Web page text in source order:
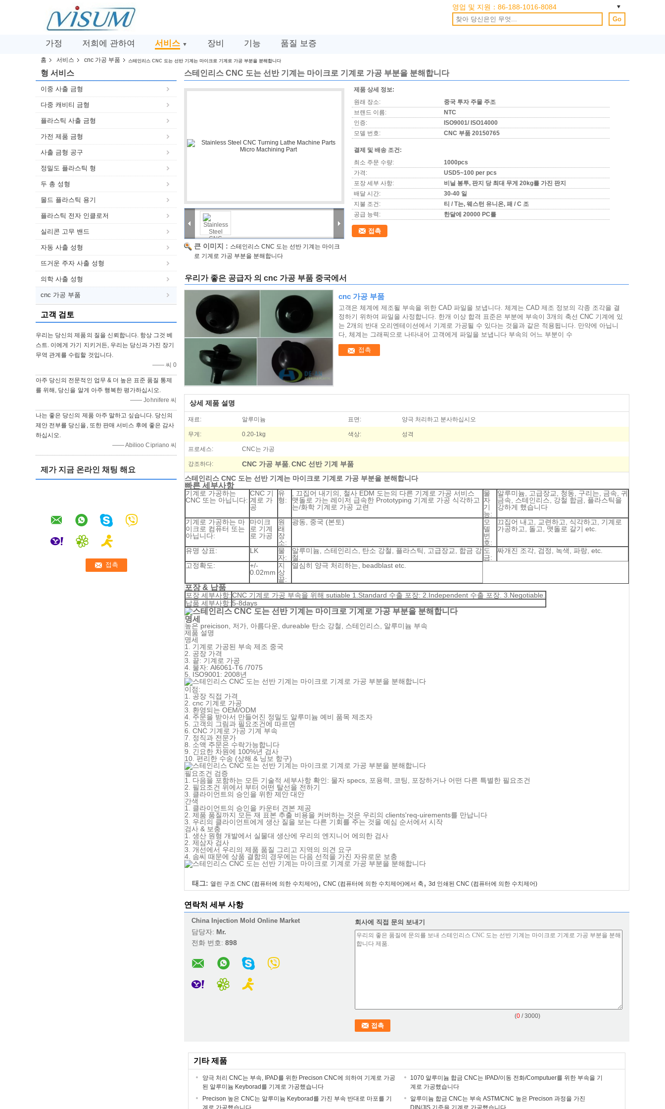
영업 및 지원： 86-188-1016-8084
Go
가정 저희에 관하여 서비스 ▼ 장비 기능 품질 보증
홈 서비스 cnc 가공 부품 스테인리스 CNC 도는 선반 기계는 마이크로 기계로 가공 부분을 분해합니다
형 서비스
이중 사출 금형
다중 캐비티 금형
플라스틱 사출 금형
가전​​ 제품 금형
사출 금형 공구
정밀도 플라스틱 형
두 총 성형
몰드 플라스틱 용기
플라스틱 전자 인클로저
실리콘 고무 밴드
자동 사출 성형
뜨거운 주자 사출 성형
의학 사출 성형
cnc 가공 부품
고객 검토
우리는 당신의 제품의 질을 신뢰합니다. 항상 그것 베
스트. 이에게 가기 지키거든, 우리는 당신과 가진 장기
무역 관계를 수립할 것입니다.
—— 씨 0
아주 당신의 전문적인 업무 & 더 높은 표준 품질 통제
를 위해, 당신을 알게 아주 행복한 평가하십시오.
—— Johnifere 씨
나는 좋은 당신의 제품 아주 말하고 싶습니다. 당신의
제안 전부를 당신을, 또한 판매 서비스 후에 좋은 감사
하십시오.
—— Abilioo Cipriano 씨
제가 지금 온라인 채팅 해요
스테인리스 CNC 도는 선반 기계는 마이크로 기계로 가공 부분을 분해합니다
큰 이미지 : 스테인리스 CNC 도는 선반 기계는 마이크
로 기계로 가공 부분을 분해합니다
제품 상세 정보:
원래 장소:
중국 투자 주물 주조
브랜드 이름:
NTC
인증:
ISO9001/ ISO14000
모델 번호:
CNC 부품 20150765
결제 및 배송 조건:
최소 주문 수량:
1000pcs
가격:
USD5~100 per pcs
포장 세부 사항:
비닐 봉투, 판지 당 최대 무게 20kg를 가진 판지
배달 시간:
30-40 일
지불 조건:
티 / T는, 웨스턴 유니온, 패 / C 조
공급 능력:
한달에 20000 PC를
접촉
우리가 좋은 공급자 의 cnc 가공 부품 중국에서
cnc 가공 부품
고객은 체계에 제조될 부속을 위한 CAD 파일을 보냅니다. 체계는 CAD 제조 정보의 각종 조각을 결
정하기 위하여 파일을 사정합니다. 한개 이상 합격 표준은 부분에 부속이 3개의 축선 CNC 기계에 있
는 2개의 반대 오리엔테이션에서 기계로 가공될 수 있다는 것을과 같은 적용됩니다. 만약에 아닙니
다, 체계는 그래픽으로 나타내어 고객에게 파일을 보냅니다 부속의 어느 부분이 수
접촉
상세 제품 설명
재료: 알루미늄 표면: 양극 처리하고 분사하십시오
무게: 0.20-1kg 색상: 성격
프로세스: CNC는 가공
강조하다: CNC 가공 부품, CNC 선반 기계 부품
스테인리스 CNC 도는 선반 기계는 마이크로 기계로 가공 부분을 분해합니다
빠른 세부사항
기계로 가공하는
CNC 또는 아닙니다:
CNC 기
계로 가
공
유
형:
, 끄집어 내기의, 철사 EDM 도는의 다른 기계로 가공 서비스
맷돌로 가는 레이저 급속한 Prototyping 기계로 가공 식각하고
는/화학 기계로 가공 교련
물
자
기
능:
알루미늄, 고급장교, 청동, 구리는, 금속, 귀
금속, 스테인리스, 강철 합금, 플라스틱을
강하게 했습니다
기계로 가공하는 마
이크로 컴퓨터 또는
아닙니다:
마이크
로 기계
로 가공
원
래
장
소:
광동, 중국 (본토)
모
델
번
호:
끄집어 내고, 교련하고, 식각하고, 기계로
가공하고, 돌고, 맷돌로 갈기 etc.
유명 상표: LK
물
자:
알루미늄, 스테인리스, 탄소 강철, 플라스틱, 고급장교, 합금 강
철.
도
금:
짜개진 조각, 검정, 녹색, 파랑, etc.
고정확도:
+/-
0.02mm
지
상
끝:
열심히 양극 처리하는, beadblast etc.
포장 & 납품
포장 세부사항:CNC 기계로 가공 부속을 위해 sutiable 1.Standard 수출 포장: 2.Independent 수출 포장. 3.Negotiable.
납품 세부사항: 5-8days
명세
높은 preicison, 저가, 아름다운, dureable 탄소 강철, 스테인리스, 알루미늄 부속
제품 설명
명세
1. 기계로 가공된 부속 제조 중국
2. 공장 가격
3. 끝: 기계로 가공
4. 물자: Al6061-T6 /7075
5. ISO9001: 2008년
이점:
1. 공장 직접 가격
2. cnc 기계로 가공
3. 환영되는 OEM/ODM
4. 주문을 받아서 만들어진 정밀도 알루미늄 예비 품목 제조자
5. 고객의 그림과 필요조건에 따르면
6. CNC 기계로 가공 기계 부속
7. 정직과 전문가
8. 소액 주문은 수락가능합니다
9. 긴요한 차원에 100%년 검사
10. 편리한 수송 (상해 & 닝보 항구)
필요조건 검증
1. 다음을 포함하는 모든 기술적 세부사항 확인: 물자 specs, 포용력, 코팅, 포장하거나 어떤 다른 특별한 필요조건
2. 필요조건 위에서 부터 어떤 탈선을 전하기
3. 클라이언트의 승인을 위한 제안 대안
간색
1. 클라이언트의 승인을 카운터 견본 제공
2. 제품 품질까지 모든 재 표본 추출 비용을 커버하는 것은 우리의 clients'req-uirements를 만납니다
3. 우리의 클라이언트에게 생산 질을 보는 다른 기회를 주는 것을 예심 순서에서 시작
검사 & 보충
1. 생산 원형 개발에서 실물대 생산에 우리의 엔지니어 에의한 검사
2. 제삼자 검사
3. 개선에서 우리의 제품 품질 그리고 지역의 의견 요구
4. 솜씨 때문에 상품 결함의 경우에는 다음 선적을 가진 자유로운 보충
태그: 열린 구조 CNC (컴퓨터에 의한 수치제어), CNC (컴퓨터에 의한 수치제어)에서 축 , 3d 인쇄된 CNC (컴퓨터에 의한 수치제어)
연락처 세부 사항
China Injection Mold Online Market
담당자: Mr.
전화 번호: 898
회사에 직접 문의 보내기
(0 / 3000)
기타 제품
양극 처리 CNC는 부속, IPAD를 위한 Precison CNC에 의하여 기계로 가공
된 알루미늄 Keyborad를 기계로 가공했습니다
1070 알루미늄 합금 CNC는 IPAD/이동 전화/Computuer를 위한 부속을 기
계로 가공했습니다
Precison 높은 CNC는 알루미늄 Keyborad를 가진 부속 반대로 마포를 기
계로 가공했습니다
알루미늄 합금 CNC는 부속 ASTM/CNC 높은 Precison 과정을 가진
DIN/JIS 기준을 기계로 가공했습니다